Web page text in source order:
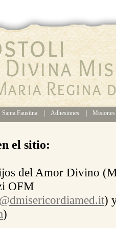
Santa Faustina Adhesiones Misiones
el sitio:
del Amor Divino
OFM
)
)